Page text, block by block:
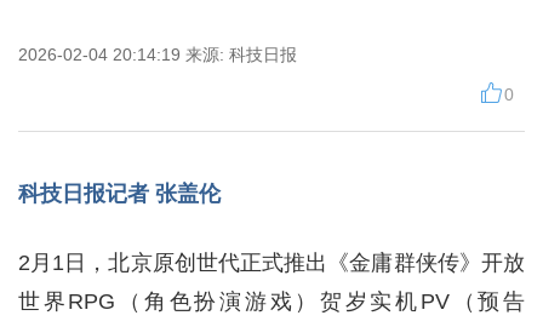
2026-02-04 20:14:19 来源: 科技日报
0
科技日报记者 张盖伦
2月1日，北京原创世代正式推出《金庸群侠传》开放
世界RPG（角色扮演游戏）贺岁实机PV（预告